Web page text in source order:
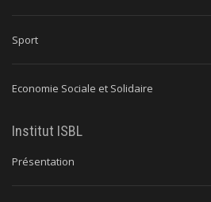
Sport
Economie Sociale et Solidaire
Institut ISBL
Présentation